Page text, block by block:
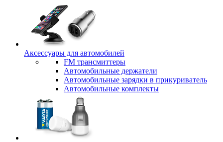
Аксессуары для автомобилей
FM трансмиттеры
Автомобильные держатели
Автомобильные зарядки в прикуриватель
Автомобильные комплекты